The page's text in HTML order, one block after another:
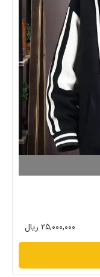
۲۵,۰۰۰,۰۰۰ ریال